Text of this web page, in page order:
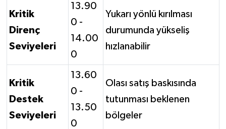
Kritik
Direnç
Seviyeleri
13.90
0 -
14.00
0
Yukarı yönlü kırılması
durumunda yükseliş
hızlanabilir
Kritik
Destek
Seviyeleri
13.60
0 -
13.50
0
Olası satış baskısında
tutunması beklenen
bölgeler